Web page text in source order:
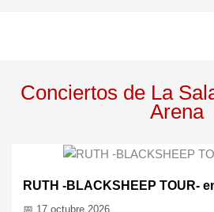
Conciertos de La
Arena
RUTH -BLACKSHEEP TOUR-
📅 17 octubre 2026